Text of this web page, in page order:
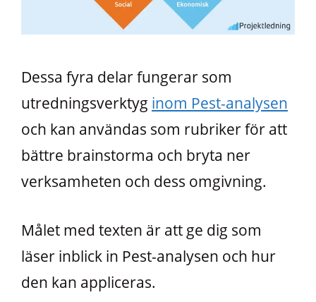
Dessa fyra delar fungerar som
utredningsverktyg inom Pest-analysen
och kan användas som rubriker för att
bättre brainstorma och bryta ner
verksamheten och dess omgivning.
Målet med texten är att ge dig som
läser inblick in Pest-analysen och hur
den kan appliceras.